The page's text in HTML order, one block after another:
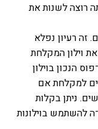
רוצה לשנות את
זה רעיון נפלא
וילון המקלחת
הנכון בוילון
למקלחת אם
ניתן בקלות
להשתמש בוילונות